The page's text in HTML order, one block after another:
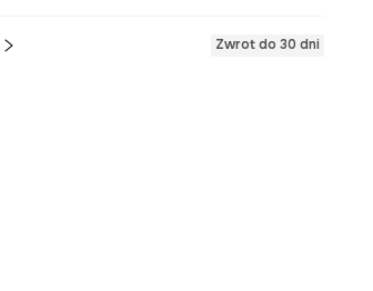
Zwrot do 30 dni